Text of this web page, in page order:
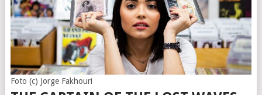
Foto (c) Jorge Fakhouri